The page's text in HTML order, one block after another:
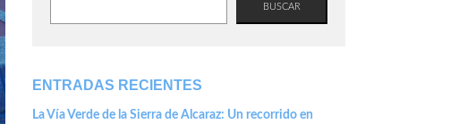
BUSCAR
ENTRADAS RECIENTES
La Vía Verde de la Sierra de Alcaraz: Un recorrido en